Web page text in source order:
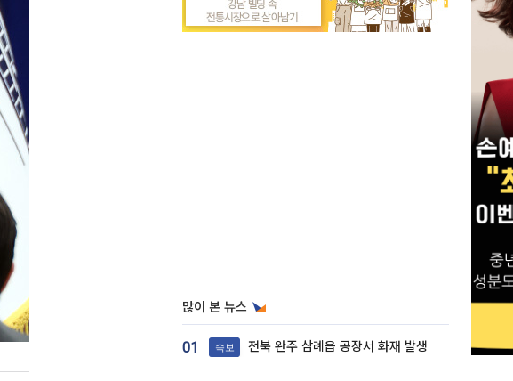
많이 본 뉴스
01 속보 전북 완주 삼례읍 공장서 화재 발생